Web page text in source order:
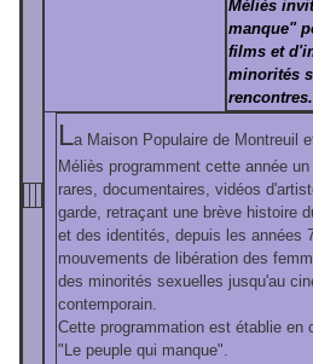
Méliès
manque"
films et
minorités
rencontres.
La Maison Populaire de Montreuil
Méliès programment cette année
rares, documentaires, vidéos
garde, retraçant une brève histoire
et des identités, depuis les années
mouvements de libération des
des minorités sexuelles jusqu'au
contemporain.
Cette programmation est établie en
"Le peuple qui manque".